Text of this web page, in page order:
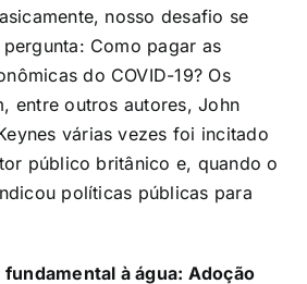
nosso desafio se
Como pagar as
do COVID-19? Os
entre outros autores, John
várias vezes foi incitado
público britânico e, quando o
políticas públicas para
à água: Adoção